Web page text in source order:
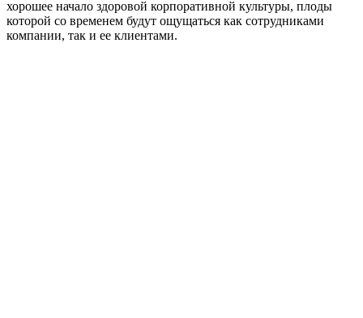
хорошее начало здоровой корпоративной культуры, плоды
которой со временем будут ощущаться как сотрудниками
компании, так и ее клиентами.